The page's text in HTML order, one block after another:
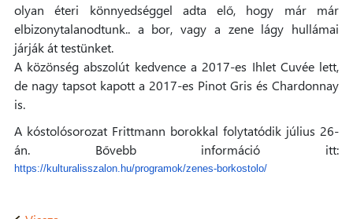
olyan éteri könnyedséggel adta elő, hogy már már
elbizonytalanodtunk.. a bor, vagy a zene lágy hullámai
járják át testünket.
A közönség abszolút kedvence a 2017-es Ihlet Cuvée lett,
de nagy tapsot kapott a 2017-es Pinot Gris és Chardonnay
is.
A kóstolósorozat Frittmann borokkal folytatódik július 26-
án. Bővebb információ itt:
https://kulturalisszalon.hu/programok/zenes-borkostolo/